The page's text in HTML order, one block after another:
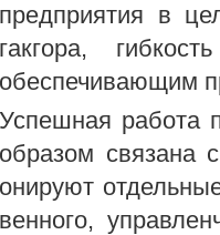
предприятия в
гакгора,
обеспечивающим
Успешная работа
образом связана
онируют
венного,